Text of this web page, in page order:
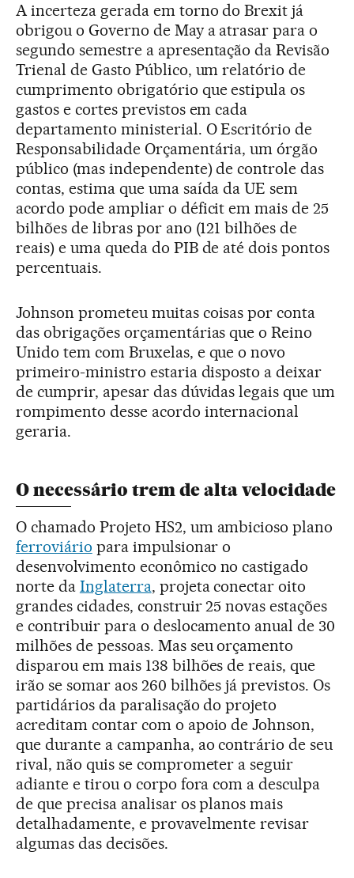
A incerteza gerada em torno do Brexit já
obrigou o Governo de May a atrasar para o
segundo semestre a apresentação da Revisão
Trienal de Gasto Público, um relatório de
cumprimento obrigatório que estipula os
gastos e cortes previstos em cada
departamento ministerial. O Escritório de
Responsabilidade Orçamentária, um órgão
público (mas independente) de controle das
contas, estima que uma saída da UE sem
acordo pode ampliar o déficit em mais de 25
bilhões de libras por ano (121 bilhões de
reais) e uma queda do PIB de até dois pontos
percentuais.
Johnson prometeu muitas coisas por conta
das obrigações orçamentárias que o Reino
Unido tem com Bruxelas, e que o novo
primeiro-ministro estaria disposto a deixar
de cumprir, apesar das dúvidas legais que um
rompimento desse acordo internacional
geraria.
O necessário trem de alta velocidade
O chamado Projeto HS2, um ambicioso plano
ferroviário para impulsionar o
desenvolvimento econômico no castigado
norte da Inglaterra, projeta conectar oito
grandes cidades, construir 25 novas estações
e contribuir para o deslocamento anual de 30
milhões de pessoas. Mas seu orçamento
disparou em mais 138 bilhões de reais, que
irão se somar aos 260 bilhões já previstos. Os
partidários da paralisação do projeto
acreditam contar com o apoio de Johnson,
que durante a campanha, ao contrário de seu
rival, não quis se comprometer a seguir
adiante e tirou o corpo fora com a desculpa
de que precisa analisar os planos mais
detalhadamente, e provavelmente revisar
algumas das decisões.